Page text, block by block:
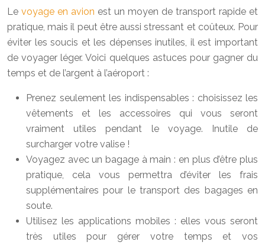
Le voyage en avion est un moyen de transport rapide et
pratique, mais il peut être aussi stressant et coûteux. Pour
éviter les soucis et les dépenses inutiles, il est important
de voyager léger. Voici quelques astuces pour gagner du
temps et de l’argent à l’aéroport :
Prenez seulement les indispensables : choisissez les
vêtements et les accessoires qui vous seront
vraiment utiles pendant le voyage. Inutile de
surcharger votre valise !
Voyagez avec un bagage à main : en plus d’être plus
pratique, cela vous permettra d’éviter les frais
supplémentaires pour le transport des bagages en
soute.
Utilisez les applications mobiles : elles vous seront
très utiles pour gérer votre temps et vos